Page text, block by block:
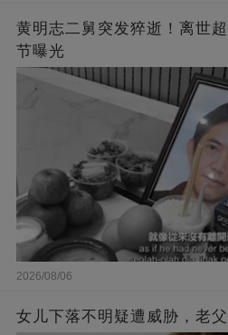
黄明志二舅突发猝逝！离世
节曝光
2026/08/06
女儿下落不明疑遭威胁，老